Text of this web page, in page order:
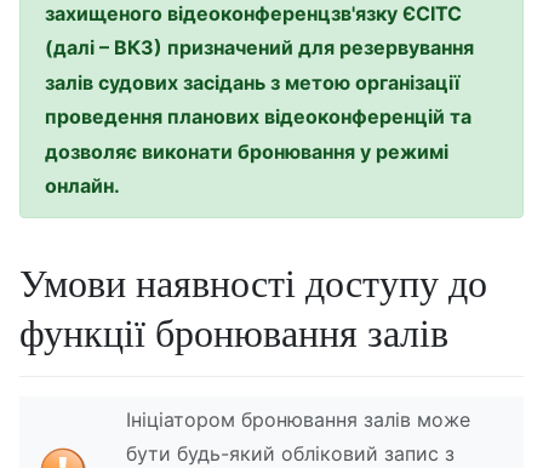
захищеного відеоконференцзв'язку ЄСІТС
(далі – ВКЗ) призначений для резервування
залів судових засідань з метою організації
проведення планових відеоконференцій та
дозволяє виконати бронювання у режимі
онлайн.
Умови наявності доступу до
функції бронювання залів
Ініціатором бронювання залів може
бути будь-який обліковий запис з